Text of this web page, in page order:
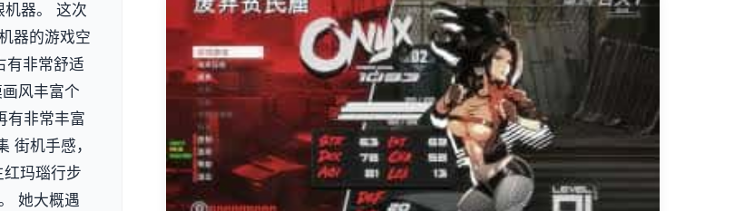
机器。 这次
器的游戏空
有非常舒适
风丰富个
有非常丰富
街机手感，
玛瑙行步
她大概遇